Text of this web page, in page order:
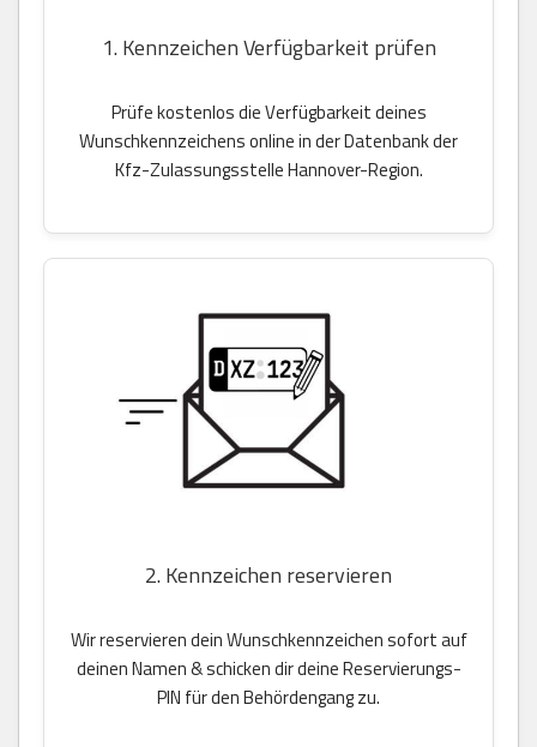
1. Kennzeichen Verfügbarkeit prüfen
Prüfe kostenlos die Verfügbarkeit deines
Wunschkennzeichens online in der Datenbank der
Kfz-Zulassungsstelle Hannover-Region.
2. Kennzeichen reservieren
Wir reservieren dein Wunschkennzeichen sofort auf
deinen Namen & schicken dir deine Reservierungs-
PIN für den Behördengang zu.